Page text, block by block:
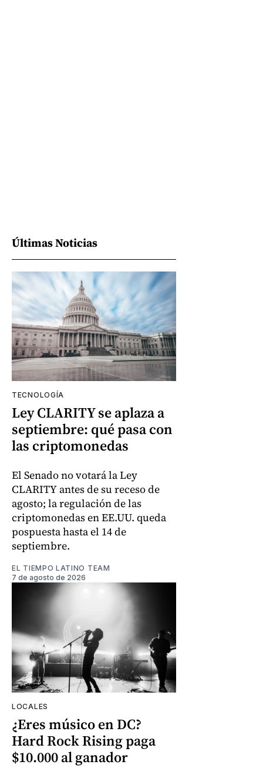
Últimas Noticias
TECNOLOGÍA
Ley CLARITY se aplaza a
septiembre: qué pasa con
las criptomonedas
El Senado no votará la Ley
CLARITY antes de su receso de
agosto; la regulación de las
criptomonedas en EE.UU. queda
pospuesta hasta el 14 de
septiembre.
EL TIEMPO LATINO TEAM
7 de agosto de 2026
LOCALES
¿Eres músico en DC?
Hard Rock Rising paga
$10.000 al ganador